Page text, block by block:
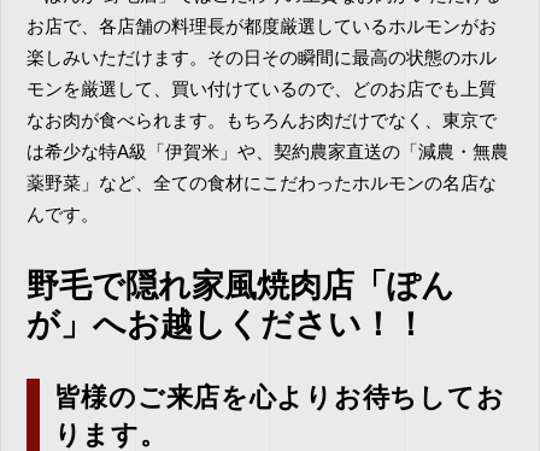
お店で、各店舗の料理長が都度厳選しているホルモンがお
楽しみいただけます。その日その瞬間に最高の状態のホル
モンを厳選して、買い付けているので、どのお店でも上質
なお肉が食べられます。もちろんお肉だけでなく、東京で
は希少な特A級「伊賀米」や、契約農家直送の「減農・無農
薬野菜」など、全ての食材にこだわったホルモンの名店な
んです。
野毛で隠れ家風焼肉店「ぽん
が」へお越しください！！
皆様のご来店を心よりお待ちしてお
ります。